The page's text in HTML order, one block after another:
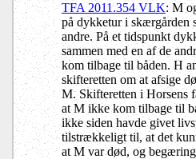
TFA 2011.354 VLK: M
på dykketur i skærgården
andre. På et tidspunkt
sammen med en af de
kom tilbage til båden. H
skifteretten om at afsige
M. Skifteretten i Horsens
at M ikke kom tilbage til
ikke siden havde givet
tilstrækkeligt til, at det
at M var død, og